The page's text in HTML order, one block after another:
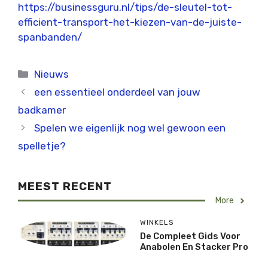
https://businessguru.nl/tips/de-sleutel-tot-
efficient-transport-het-kiezen-van-de-juiste-
spanbanden/
Categorieën
Nieuws
een essentieel onderdeel van jouw
badkamer
Spelen we eigenlijk nog wel gewoon een
spelletje?
MEEST RECENT
More
WINKELS
De Compleet Gids Voor
Anabolen En Stacker Pro